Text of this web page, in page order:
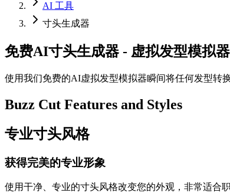
AI 工具
寸头生成器
免费AI寸头生成器 - 虚拟发型模拟器
使用我们免费的AI虚拟发型模拟器瞬间将任何发型转
Buzz Cut Features and Styles
专业寸头风格
获得完美的专业形象
使用干净、专业的寸头风格改变您的外观，非常适合